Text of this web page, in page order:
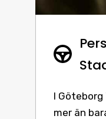
I
mer än